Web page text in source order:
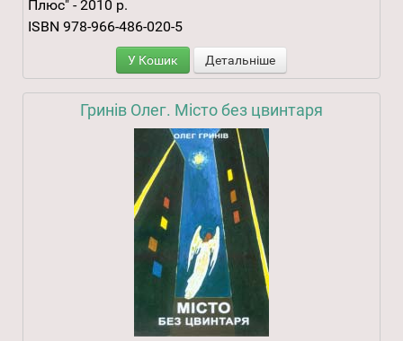
Плюс" - 2010 р.
ISBN 978-966-486-020-5
У Кошик Детальніше
Гринів Олег. Місто без цвинтаря